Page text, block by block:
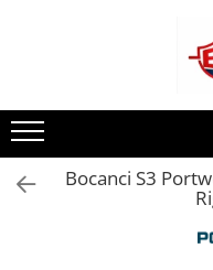
Atomizoare si
Atomizoare
Pulverizatoare
Aspiratoare , suflante si
Bocanci S3